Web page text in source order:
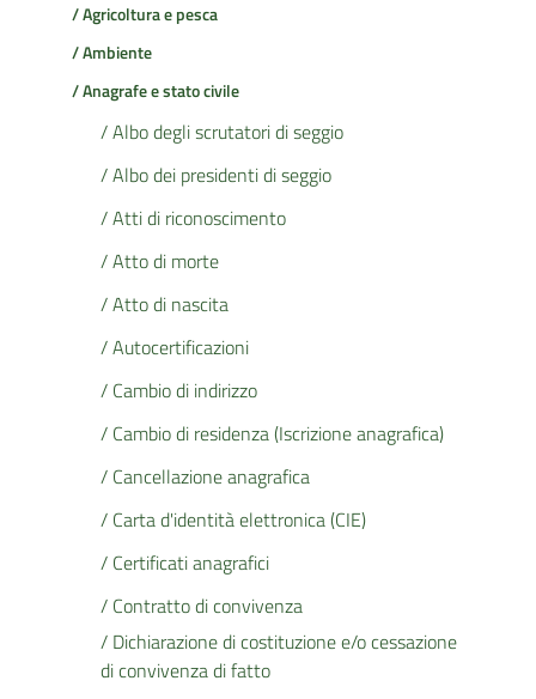
/ Agricoltura e pesca
/ Ambiente
/ Anagrafe e stato civile
/ Albo degli scrutatori di seggio
/ Albo dei presidenti di seggio
/ Atti di riconoscimento
/ Atto di morte
/ Atto di nascita
/ Autocertificazioni
/ Cambio di indirizzo
/ Cambio di residenza (Iscrizione anagrafica)
/ Cancellazione anagrafica
/ Carta d'identità elettronica (CIE)
/ Certificati anagrafici
/ Contratto di convivenza
/ Dichiarazione di costituzione e/o cessazione
di convivenza di fatto